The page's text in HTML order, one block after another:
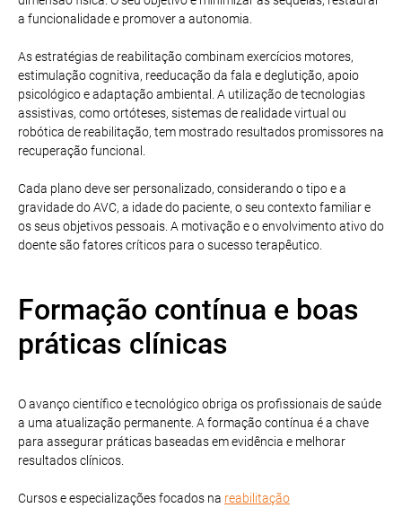
a funcionalidade e promover a autonomia.
As estratégias de reabilitação combinam exercícios motores,
estimulação cognitiva, reeducação da fala e deglutição, apoio
psicológico e adaptação ambiental. A utilização de tecnologias
assistivas, como ortóteses, sistemas de realidade virtual ou
robótica de reabilitação, tem mostrado resultados promissores na
recuperação funcional.
Cada plano deve ser personalizado, considerando o tipo e a
gravidade do AVC, a idade do paciente, o seu contexto familiar e
os seus objetivos pessoais. A motivação e o envolvimento ativo do
doente são fatores críticos para o sucesso terapêutico.
Formação contínua e boas
práticas clínicas
O avanço científico e tecnológico obriga os profissionais de saúde
a uma atualização permanente. A formação contínua é a chave
para assegurar práticas baseadas em evidência e melhorar
resultados clínicos.
Cursos e especializações focados na reabilitação